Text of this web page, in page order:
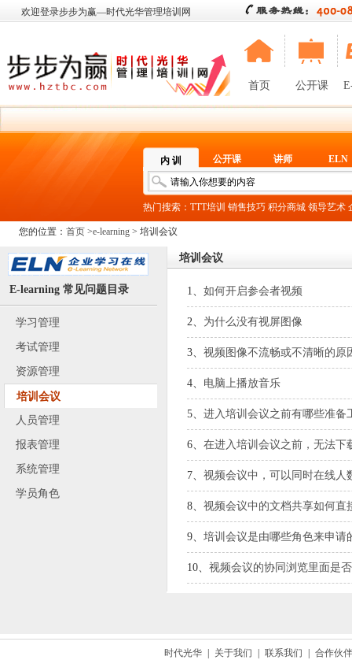
欢迎登录步步为赢—时代光华管理培训网
首页 公开课
内 训 公开课 讲师 ELN
热门搜索： TTT培训 销售技巧 积分商城 领导艺术
您的位置： 首页 >e-learning > 培训会议
E-learning 常见问题目录
学习管理
考试管理
资源管理
培训会议
人员管理
报表管理
系统管理
学员角色
培训会议
1、 如何开启参会者视频
2、 为什么没有视屏图像
3、 视频图像不流畅或不清晰的原
4、 电脑上播放音乐
5、 进入培训会议之前有哪些准备
6、 在进入培训会议之前，无法下
7、 视频会议中，可以同时在线人
8、 视频会议中的文档共享如何直
9、 培训会议是由哪些角色来申请
10、 视频会议的协同浏览里面是
时代光华 关于我们 联系我们
合作伙伴